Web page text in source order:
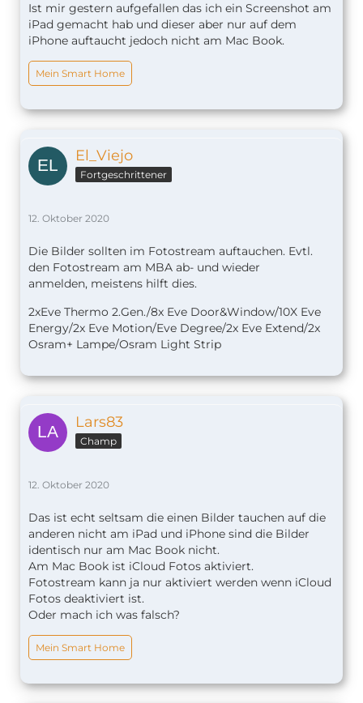
Ist mir gestern aufgefallen das ich ein Screenshot am
iPad gemacht hab und dieser aber nur auf dem
iPhone auftaucht jedoch nicht am Mac Book.
Mein Smart Home
El_Viejo
Fortgeschrittener
12. Oktober 2020
Die Bilder sollten im Fotostream auftauchen. Evtl.
den Fotostream am MBA ab- und wieder
anmelden, meistens hilft dies.
2xEve Thermo 2.Gen./8x Eve Door&Window/10X Eve
Energy/2x Eve Motion/Eve Degree/2x Eve Extend/2x
Osram+ Lampe/Osram Light Strip
Lars83
Champ
12. Oktober 2020
Das ist echt seltsam die einen Bilder tauchen auf die
anderen nicht am iPad und iPhone sind die Bilder
identisch nur am Mac Book nicht.
Am Mac Book ist iCloud Fotos aktiviert.
Fotostream kann ja nur aktiviert werden wenn iCloud
Fotos deaktiviert ist.
Oder mach ich was falsch?
Mein Smart Home